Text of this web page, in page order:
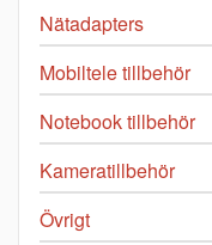
Nätadapters
Mobiltele tillbehör
Notebook tillbehör
Kameratillbehör
Övrigt